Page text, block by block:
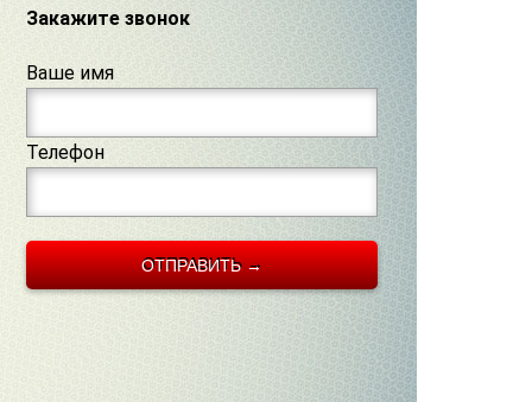
Закажите звонок
Ваше имя
Телефон